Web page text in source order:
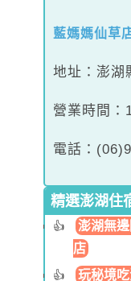
藍媽媽仙草
地址：澎湖
營業時間：
電話：
精選澎湖住
澎湖無
店
玩秘境